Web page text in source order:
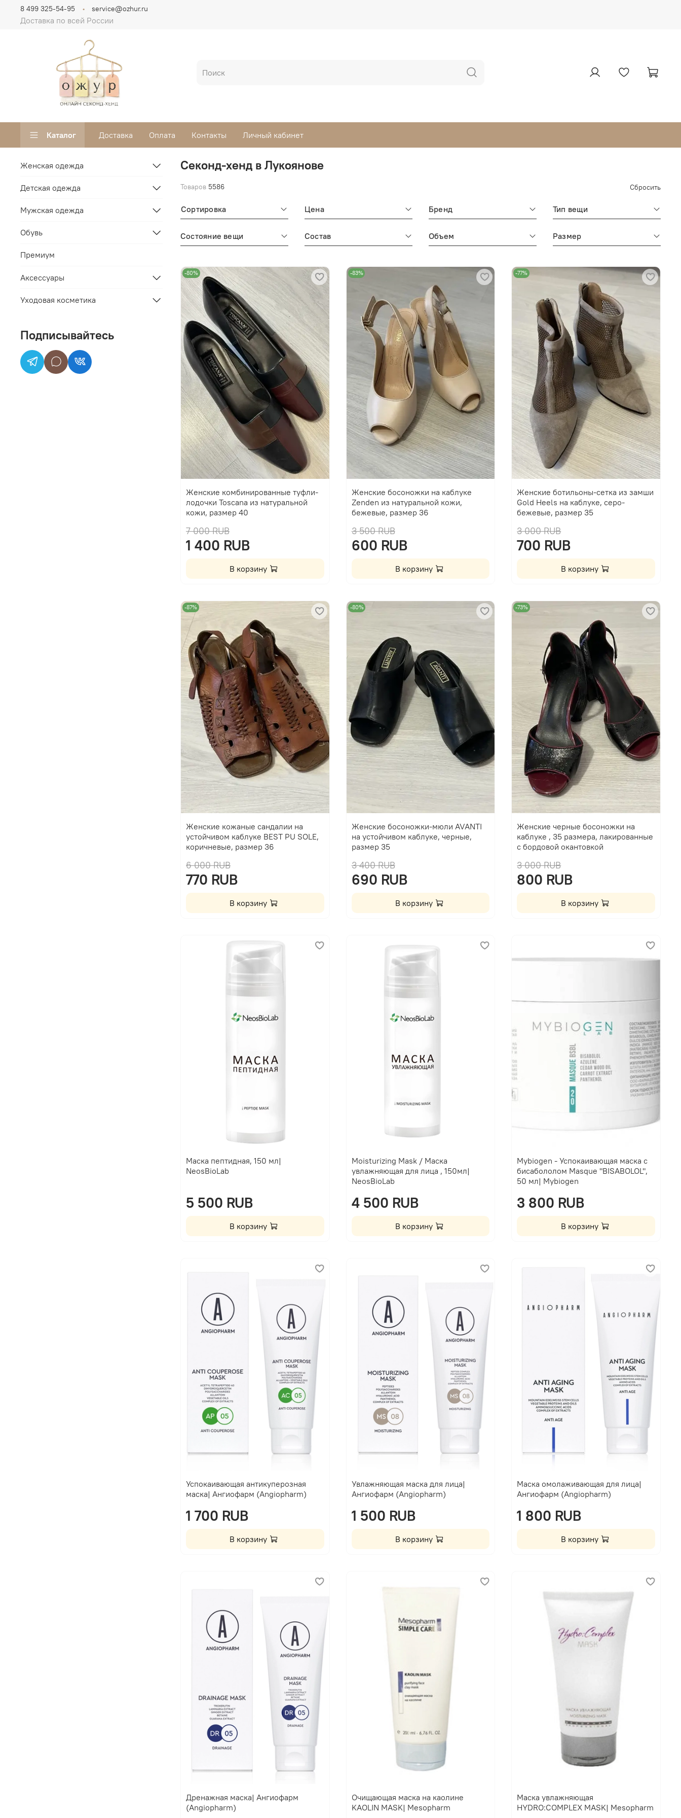
Доставка по всей России
8 499 325-54-95 service@ozhur.ru
Каталог Доставка Оплата Контакты Личный кабинет
Секонд-хенд в Лукоянове
Товаров 5586 Сбросить
Сортировка Цена Бренд Тип вещи
Состояние вещи Состав Объем Размер
-80%
Женские комбинированные туфли-
лодочки Toscana из натуральной
кожи, размер 40
7 000 RUB
1 400 RUB
В корзину
-83%
Женские босоножки на каблуке
Zenden из натуральной кожи,
бежевые, размер 36
3 500 RUB
600 RUB
В корзину
-77%
Женские ботильоны-сетка из замши
Gold Heels на каблуке, серо-
бежевые, размер 35
3 000 RUB
700 RUB
В корзину
-87%
Женские кожаные сандалии на
устойчивом каблуке BEST PU SOLE,
коричневые, размер 36
6 000 RUB
770 RUB
В корзину
-80%
Женские босоножки-мюли AVANTI
на устойчивом каблуке, черные,
размер 35
3 400 RUB
690 RUB
В корзину
-73%
Женские черные босоножки на
каблуке , 35 размера, лакированные
с бордовой окантовкой
3 000 RUB
800 RUB
В корзину
Маска пептидная, 150 мл|
NeosBioLab
5 500 RUB
В корзину
Moisturizing Mask / Маска
увлажняющая для лица , 150мл|
NeosBioLab
4 500 RUB
В корзину
Mybiogen - Успокаивающая маска с
бисабололом Masque "BISABOLOL",
50 мл| Mybiogen
3 800 RUB
В корзину
Успокаивающая антикуперозная
маска| Ангиофарм (Angiopharm)
1 700 RUB
В корзину
Увлажняющая маска для лица|
Ангиофарм (Angiopharm)
1 500 RUB
В корзину
Маска омолаживающая для лица|
Ангиофарм (Angiopharm)
1 800 RUB
В корзину
Дренажная маска| Ангиофарм
(Angiopharm)
Очищающая маска на каолине
KAOLIN MASK| Mesopharm
Маска увлажняющая
HYDRO:COMPLEX MASK| Mesopharm
Женская одежда
Детская одежда
Мужская одежда
Обувь
Премиум
Аксессуары
Уходовая косметика
Подписывайтесь